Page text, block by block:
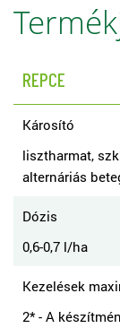
REPCE
Károsító
lisztharmat,
alternáriás
Dózis
0,6-0,7 l/ha
Kezelések
2* - A